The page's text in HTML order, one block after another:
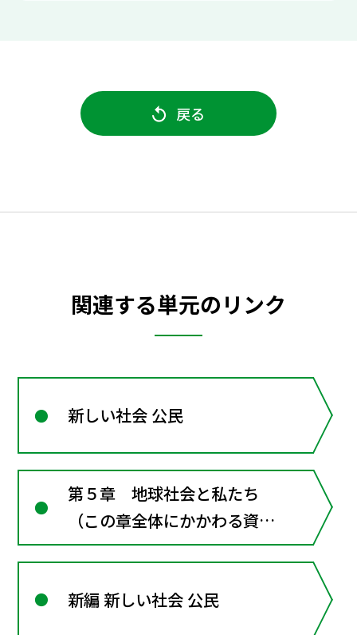
戻る
関連する単元のリンク
新しい社会 公民
第５章 地球社会と私たち
（この章全体にかかわる資
料）
新編 新しい社会 公民